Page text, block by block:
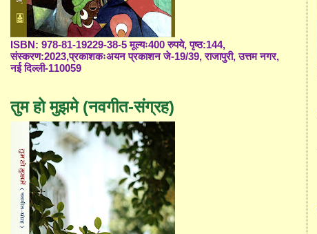
ISBN: 978-81-19229-38-5 मूल्यः400 रुपये, पृष्ठ:144,
संस्करण:2023,प्रकाशकःअयन प्रकाशन जे-19/39, राजापुरी, उत्तम नगर,
नई दिल्ली-110059
तुम हो मुझमे (नवगीत-संग्रह)